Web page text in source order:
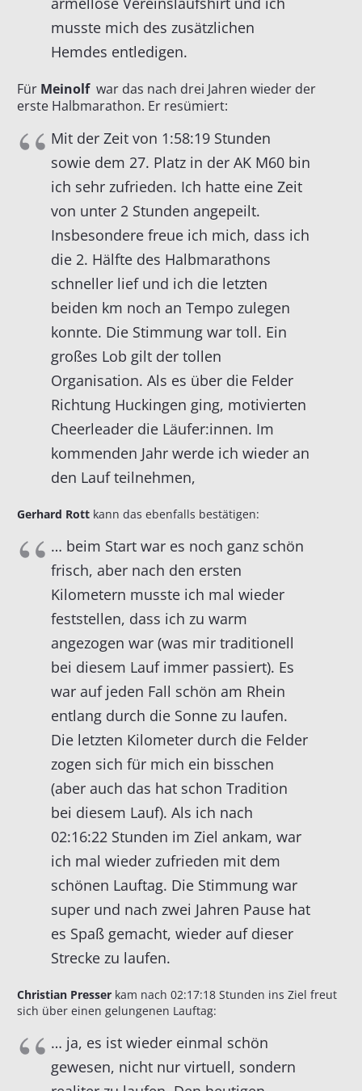
musste mich des zusätzlichen
Hemdes entledigen.
Für Meinolfwar das nach drei Jahren wieder der
erste Halbmarathon. Er resümiert:
Mit der Zeit von 1:58:19 Stunden
sowie dem 27. Platz in der AK M60 bin
ich sehr zufrieden. Ich hatte eine Zeit
von unter 2 Stunden angepeilt.
Insbesondere freue ich mich, dass ich
die 2. Hälfte des Halbmarathons
schneller lief und ich die letzten
beiden km noch an Tempo zulegen
konnte. Die Stimmung war toll. Ein
großes Lob gilt der tollen
Organisation. Als es über die Felder
Richtung Huckingen ging, motivierten
Cheerleader die Läufer:innen. Im
kommenden Jahr werde ich wieder an
den Lauf teilnehmen,
Gerhard Rott kann das ebenfalls bestätigen:
… beim Start war es noch ganz schön
frisch, aber nach den ersten
Kilometern musste ich mal wieder
feststellen, dass ich zu warm
angezogen war (was mir traditionell
bei diesem Lauf immer passiert). Es
war auf jeden Fall schön am Rhein
entlang durch die Sonne zu laufen.
Die letzten Kilometer durch die Felder
zogen sich für mich ein bisschen
(aber auch das hat schon Tradition
bei diesem Lauf). Als ich nach
02:16:22 Stunden im Ziel ankam, war
ich mal wieder zufrieden mit dem
schönen Lauftag. Die Stimmung war
super und nach zwei Jahren Pause hat
es Spaß gemacht, wieder auf dieser
Strecke zu laufen.
Christian Presser kam nach 02:17:18 Stunden ins Ziel freut
sich über einen gelungenen Lauftag:
… ja, es ist wieder einmal schön
gewesen, nicht nur virtuell, sondern